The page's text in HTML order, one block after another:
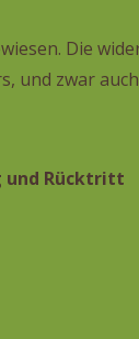
Die
und zwar
und Rücktritt